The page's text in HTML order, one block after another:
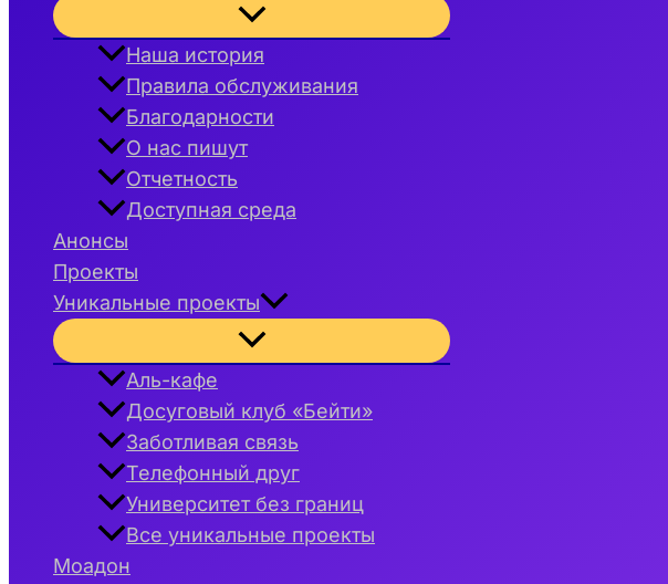
Переключатель
меню
Наша история
Правила обслуживания
Благодарности
О нас пишут
Отчетность
Доступная среда
Анонсы
Проекты
Уникальные проекты
Переключатель
меню
Аль-кафе
Досуговый клуб «Бейти»
Заботливая связь
Телефонный друг
Университет без границ
Все уникальные проекты
Моадон